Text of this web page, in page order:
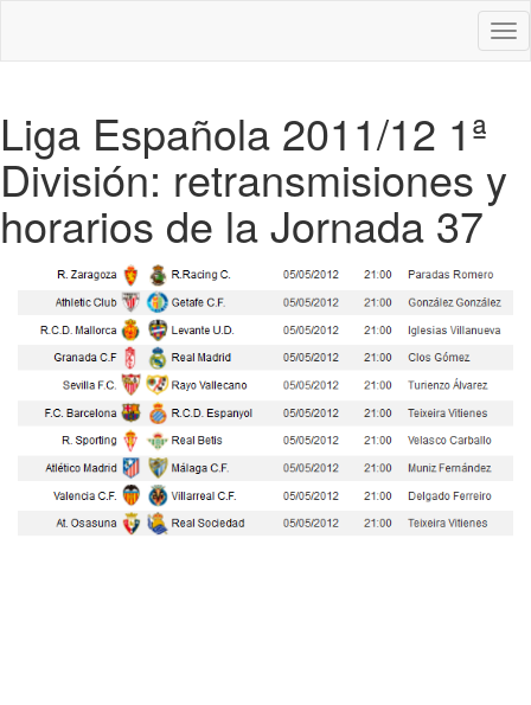
Liga Española 2011/12 1ª
División: retransmisiones y
horarios de la Jornada 37